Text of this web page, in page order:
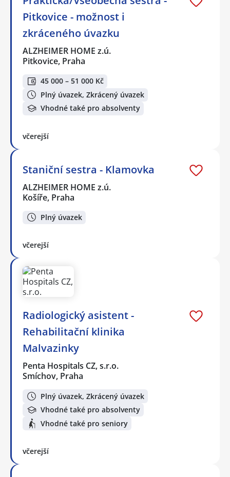
Pitkovice - možnost i
zkráceného úvazku
ALZHEIMER HOME z.ú.
Pitkovice, Praha
45 000 – 51 000 Kč
Plný úvazek, Zkrácený úvazek
Vhodné také pro absolventy
včerejší
Staniční sestra - Klamovka
ALZHEIMER HOME z.ú.
Košíře, Praha
Plný úvazek
včerejší
Radiologický asistent -
Rehabilitační klinika
Malvazinky
Penta Hospitals CZ, s.r.o.
Smíchov, Praha
Plný úvazek, Zkrácený úvazek
Vhodné také pro absolventy
Vhodné také pro seniory
včerejší